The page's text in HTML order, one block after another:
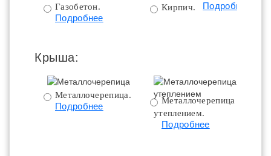
Газобетон.
Подробнее
Кирпич. Подробнее
Крыша:
Металлочерепица.
Подробнее
Металлочерепица с
утеплением.
Подробнее